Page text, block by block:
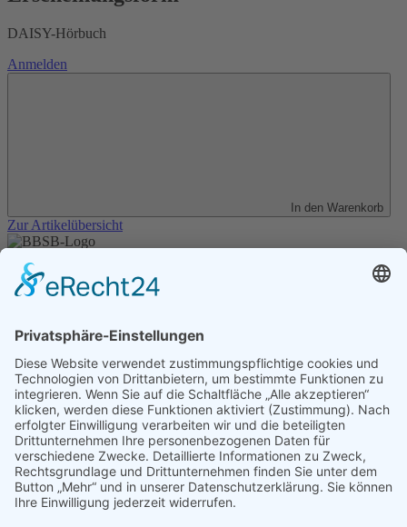
DAISY-Hörbuch
Anmelden
In den Warenkorb
Zur Artikelübersicht
Unser Angebot
Shop
Datenschutz
Kontakt
Transparenzerklärung
BBSB-Inform: täglich aktualisierte Infos
für sehbehinderte und blinde Menschen
Anmeldung Newsletter BBSB-Inform